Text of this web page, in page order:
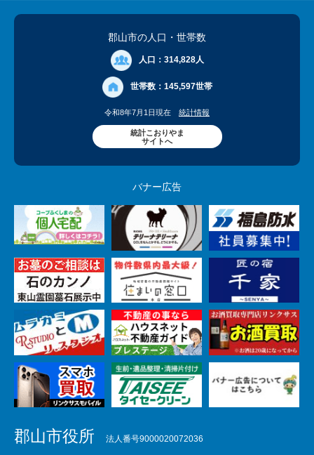
郡山市の人口 ・世帯数
人口： 314,828人
世帯数： 145,597世帯
令和8年7月1日現在 統計情報
統計こおりやま
サイトへ
バナー広告
郡山市役所 法人番号9000020072036